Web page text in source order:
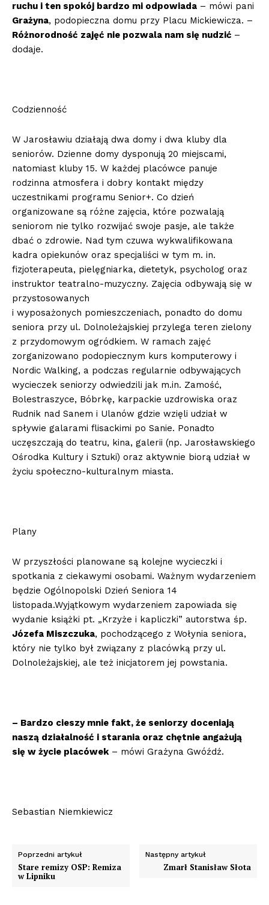
ruchu i ten spokój bardzo mi odpowiada – mówi pani
Grażyna, podopieczna domu przy Placu Mickiewicza. –
Różnorodność zajęć nie pozwala nam się nudzić –
dodaje.
Codzienność
W Jarosławiu działają dwa domy i dwa kluby dla
seniorów. Dzienne domy dysponują 20 miejscami,
natomiast kluby 15. W każdej placówce panuje
rodzinna atmosfera i dobry kontakt między
uczestnikami programu Senior+. Co dzień
organizowane są różne zajęcia, które pozwalają
seniorom nie tylko rozwijać swoje pasje, ale także
dbać o zdrowie. Nad tym czuwa wykwalifikowana
kadra opiekunów oraz specjaliści w tym m. in.
fizjoterapeuta, pielęgniarka, dietetyk, psycholog oraz
instruktor teatralno-muzyczny. Zajęcia odbywają się w
przystosowanych
i wyposażonych pomieszczeniach, ponadto do domu
seniora przy ul. Dolnoleżajskiej przylega teren zielony
z przydomowym ogródkiem. W ramach zajęć
zorganizowano podopiecznym kurs komputerowy i
Nordic Walking, a podczas regularnie odbywających
wycieczek seniorzy odwiedzili jak m.in. Zamość,
Bolestraszyce, Bóbrkę, karpackie uzdrowiska oraz
Rudnik nad Sanem i Ulanów gdzie wzięli udział w
spływie galarami flisackimi po Sanie. Ponadto
uczęszczają do teatru, kina, galerii (np. Jarosławskiego
Ośrodka Kultury i Sztuki) oraz aktywnie biorą udział w
życiu społeczno-kulturalnym miasta.
Plany
W przyszłości planowane są kolejne wycieczki i
spotkania z ciekawymi osobami. Ważnym wydarzeniem
będzie Ogólnopolski Dzień Seniora 14
listopada.Wyjątkowym wydarzeniem zapowiada się
wydanie książki pt. „Krzyże i kapliczki” autorstwa śp.
Józefa Miszczuka, pochodzącego z Wołynia seniora,
który nie tylko był związany z placówką przy ul.
Dolnoleżajskiej, ale też inicjatorem jej powstania.
– Bardzo cieszy mnie fakt, że seniorzy doceniają
naszą działalność i starania oraz chętnie angażują
się w życie placówek– mówi Grażyna Gwóźdź.
Sebastian Niemkiewicz
Poprzedni artykuł
Stare remizy OSP: Remiza
w Lipniku
Następny artykuł
Zmarł Stanisław Słota